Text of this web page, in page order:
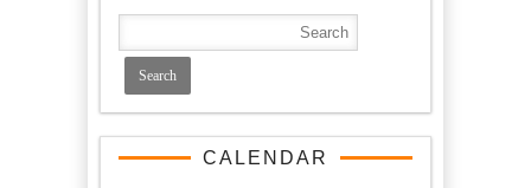
CALENDAR